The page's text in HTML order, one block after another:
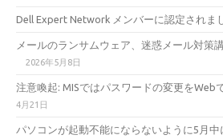
Dell Expert Network メンバーに認定されま
メールのランサムウェア、迷惑メール対策
2026年5月8日
注意喚起: MISではパスワードの変更をWeb
4月21日
パソコンが起動不能にならないように5月中